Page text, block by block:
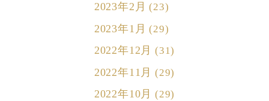
2023年2月 (23)
2023年1月 (29)
2022年12月 (31)
2022年11月 (29)
2022年10月 (29)